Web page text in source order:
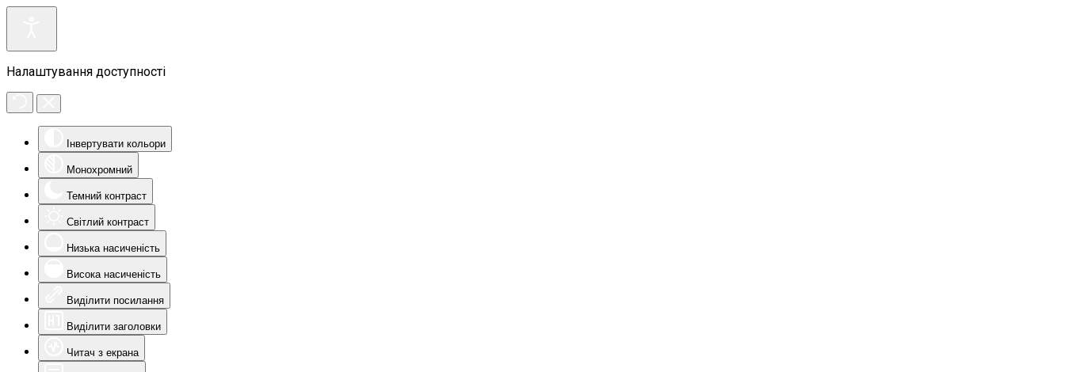
Налаштування доступності
Інвертувати кольори
Монохромний
Темний контраст
Світлий контраст
Низька насиченість
Висока насиченість
Виділити посилання
Виділити заголовки
Читач з екрана